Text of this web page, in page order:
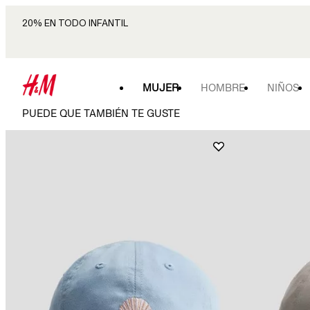
20% EN TODO INFANTIL
MUJER HOMBRE NIÑOS
PUEDE QUE TAMBIÉN TE GUSTE